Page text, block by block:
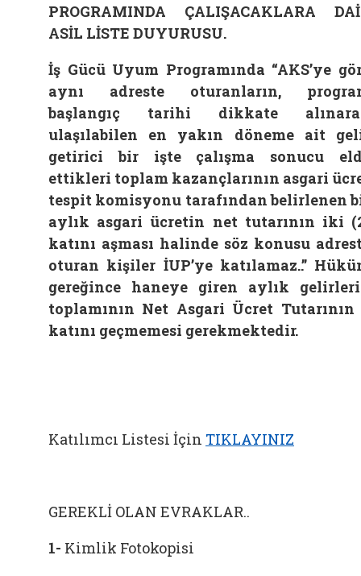
PROGRAMINDA ÇALIŞACAKLARA
ASİL LİSTE DUYURUSU.
İş Gücü Uyum Programında “AKS’ye
aynı adreste oturanların,
başlangıç tarihi dikkate
ulaşılabilen en yakın döneme ait
getirici bir işte çalışma sonucu
ettikleri toplam kazançlarının asgari
tespit komisyonu tarafından belirlenen
aylık asgari ücretin net tutarının iki
katını aşması halinde söz konusu
oturan kişiler İUP’ye katılamaz..”
gereğince haneye giren aylık
toplamının Net Asgari Ücret Tutarının
katını geçmemesi gerekmektedir.
Katılımcı Listesi İçin TIKLAYINIZ
GEREKLİ OLAN EVRAKLAR..
1- Kimlik Fotokopisi